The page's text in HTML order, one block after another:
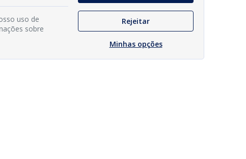
uso de
sobre
Rejeitar
Minhas opções